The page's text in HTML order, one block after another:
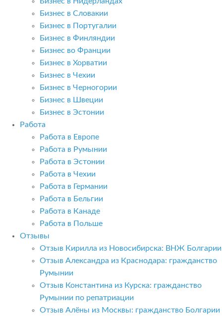
Бизнес в Словакии
Бизнес в Португалии
Бизнес в Финляндии
Бизнес во Франции
Бизнес в Хорватии
Бизнес в Чехии
Бизнес в Черногории
Бизнес в Швеции
Бизнес в Эстонии
Работа
Работа в Европе
Работа в Румынии
Работа в Эстонии
Работа в Чехии
Работа в Германии
Работа в Бельгии
Работа в Канаде
Работа в Польше
Отзывы
Отзыв Кирилла из Новосибирска: ВНЖ Болгарии
Отзыв Александра из Краснодара: гражданство
Румынии
Отзыв Константина из Курска: гражданство
Румынии по репатриации
Отзыв Алёны из Москвы: гражданство Болгарии